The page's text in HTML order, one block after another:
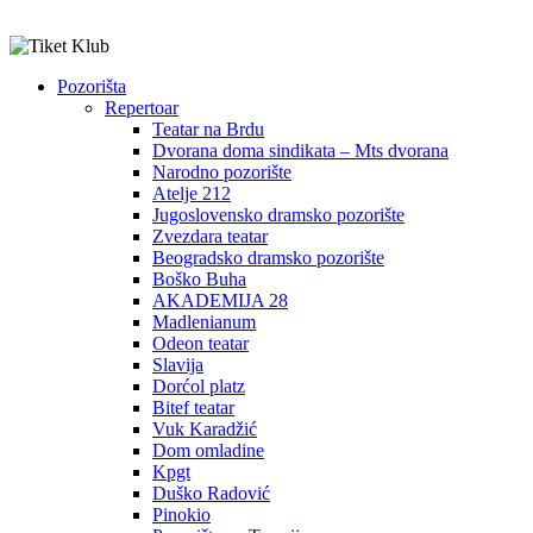
Pozorišta
Repertoar
Teatar na Brdu
Dvorana doma sindikata – Mts dvorana
Narodno pozorište
Atelje 212
Jugoslovensko dramsko pozorište
Zvezdara teatar
Beogradsko dramsko pozorište
Boško Buha
AKADEMIJA 28
Madlenianum
Odeon teatar
Slavija
Dorćol platz
Bitef teatar
Vuk Karadžić
Dom omladine
Kpgt
Duško Radović
Pinokio